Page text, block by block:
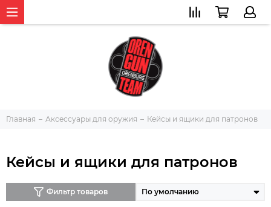
Главная Аксессуары для оружия Кейсы и ящики для патронов
Кейсы и ящики для патронов
Фильтр товаров